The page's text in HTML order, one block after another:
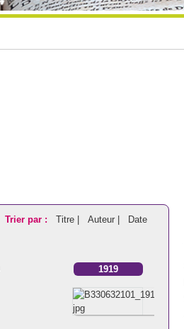
Trier par : Titre | Auteur | Date
1919